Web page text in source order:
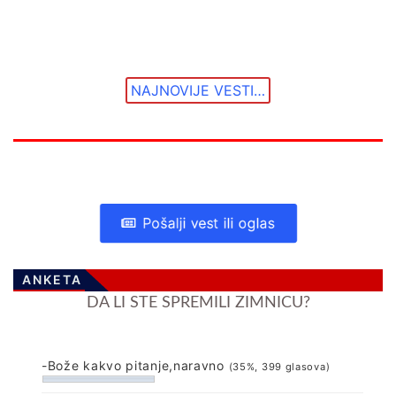
NAJNOVIJE VESTI…
Pošalji vest ili oglas
ANKETA
DA LI STE SPREMILI ZIMNICU?
-Bože kakvo pitanje,naravno (35%, 399 glasova)